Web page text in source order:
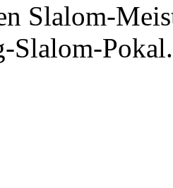
Slalom-
Slalom-Pokal.